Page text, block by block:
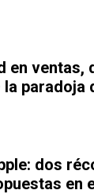
en ventas,
paradoja
dos
en